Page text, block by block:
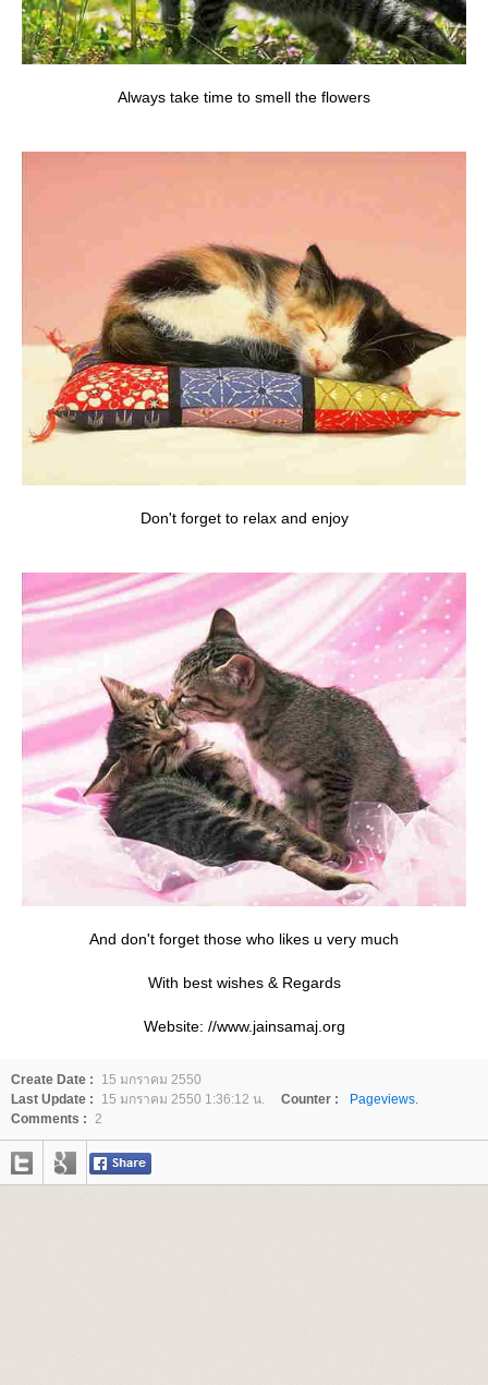
Always take time to smell the flowers
Don't forget to relax and enjoy
And don't forget those who likes u very much
With best wishes & Regards
Website: //www.jainsamaj.org
Create Date :
15 มกราคม 2550
Last Update :
15 มกราคม 2550 1:36:12 น. Counter :
Pageviews.
Comments : 2